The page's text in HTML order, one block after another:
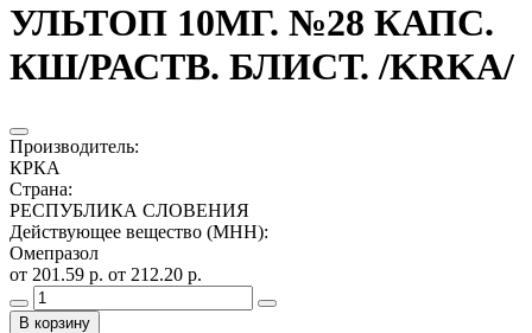
УЛЬТОП 10МГ. №28 КАПС.
КШ/РАСТВ. БЛИСТ. /KRKA/
Производитель:
КРКА
Страна:
РЕСПУБЛИКА СЛОВЕНИЯ
Действующее вещество (МНН):
Омепразол
от 201.59 р. от 212.20 р.
В корзину